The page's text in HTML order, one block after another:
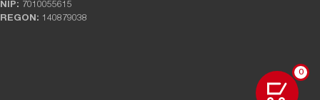
0
NIP: 7010055615
REGON: 140879038